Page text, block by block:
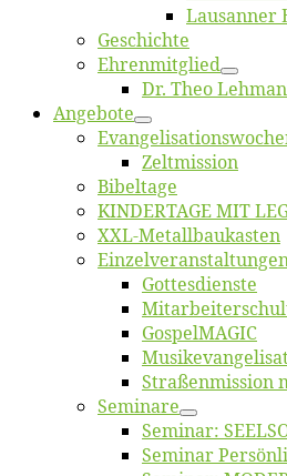
Lausan­ner
Ge­schich­te
Eh­ren­mit­glied
Dr. Theo
An­ge­bo­te
Zelt­mis­si­on
Bi­bel­ta­ge
KINDERTAGE MIT
XXL-Me­­tal­l­­bau­­kas­­ten
Got­tes­diens­te
Gos­pel­MA­GIC
Straßenmis­sion
Se­mi­na­re
Se­mi­nar:
Se­mi­nar